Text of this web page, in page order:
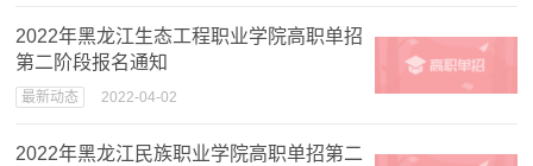
2022年黑龙江生态工程职业学院高职单招
第二阶段报名通知
最新动态 2022-04-02
2022年黑龙江民族职业学院高职单招第二